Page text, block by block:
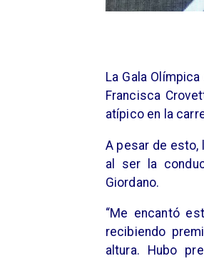
La Gala
Francisca
atípico en la
A pesar de esto,
al ser la
Giordano.
“Me encantó
recibiendo
altura. Hubo